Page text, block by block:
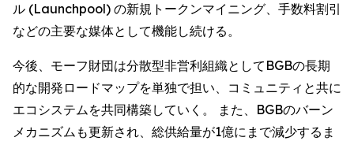
ル (Launchpool) の新規トークンマイニング、手数料割引
などの主要な媒体として機能し続ける。
今後、モーフ財団は分散型非営利組織としてBGBの長期
的な開発ロードマップを単独で担い、コミュニティと共に
エコシステムを共同構築していく。 また、BGBのバーン
メカニズムも更新され、総供給量が1億にまで減少するま